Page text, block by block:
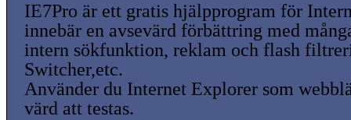
IE7Pro är ett gratis hjälpprogram för
innebär en avsevärd förbättring med
intern sökfunktion, reklam och flash
Switcher,etc.
Använder du Internet Explorer som
värd att testas.